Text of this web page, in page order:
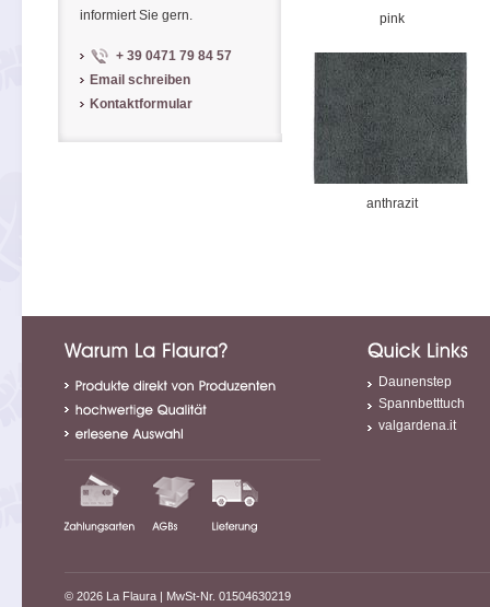
pink
anthrazit
informiert Sie gern.
+ 39 0471 79 84 57
Email schreiben
Kontaktformular
Daunenstep
Spannbetttuch
valgardena.it
© 2026 La Flaura| MwSt-Nr. 01504630219